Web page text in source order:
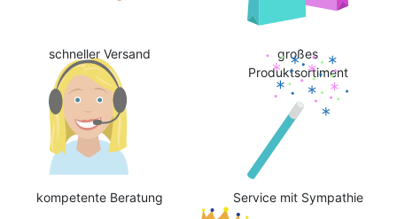
schneller Versand
großes
Produktsortiment
kompetente Beratung Service mit Sympathie